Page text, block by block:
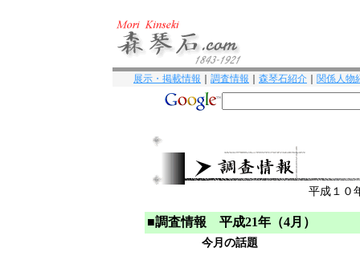
展示・掲載情報 調査情報 森琴石紹介 関係人物
平成１０
■調査情報 平成21年（4月）
今月の話題